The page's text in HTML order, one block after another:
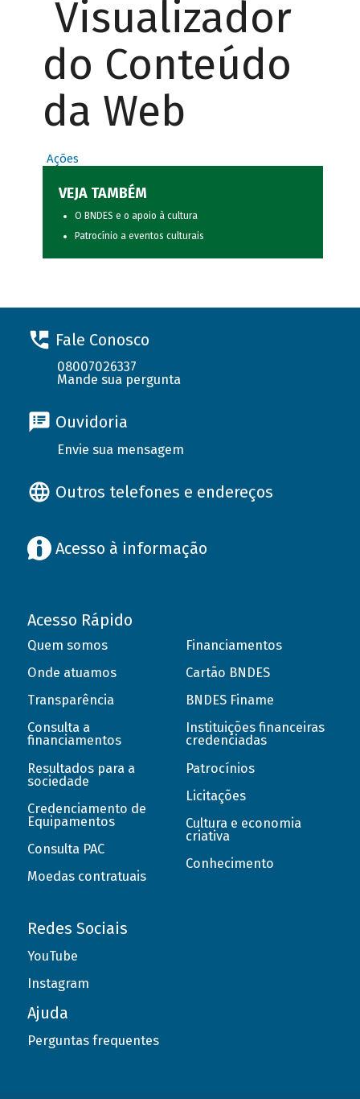
Visualizador
do Conteúdo
da Web
Ações
VEJA TAMBÉM
O BNDES e o apoio à cultura
Patrocínio a eventos culturais
Fale Conosco
08007026337
Mande sua pergunta
Ouvidoria
Envie sua mensagem
Outros telefones e endereços
Acesso à informação
Acesso Rápido
Quem somos
Onde atuamos
Transparência
Consulta a
financiamentos
Resultados para a
sociedade
Credenciamento de
Equipamentos
Consulta PAC
Moedas contratuais
Financiamentos
Cartão BNDES
BNDES Finame
Instituições financeiras
credenciadas
Patrocínios
Licitações
Cultura e economia
criativa
Conhecimento
Redes Sociais
YouTube
Instagram
Ajuda
Perguntas frequentes